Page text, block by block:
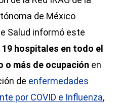
de México
Salud informó este
19 hospitales en todo el
o más de ocupación en
de enfermedades
por COVID e Influenza,